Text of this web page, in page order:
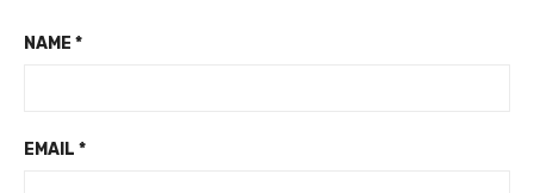
NAME *
EMAIL *